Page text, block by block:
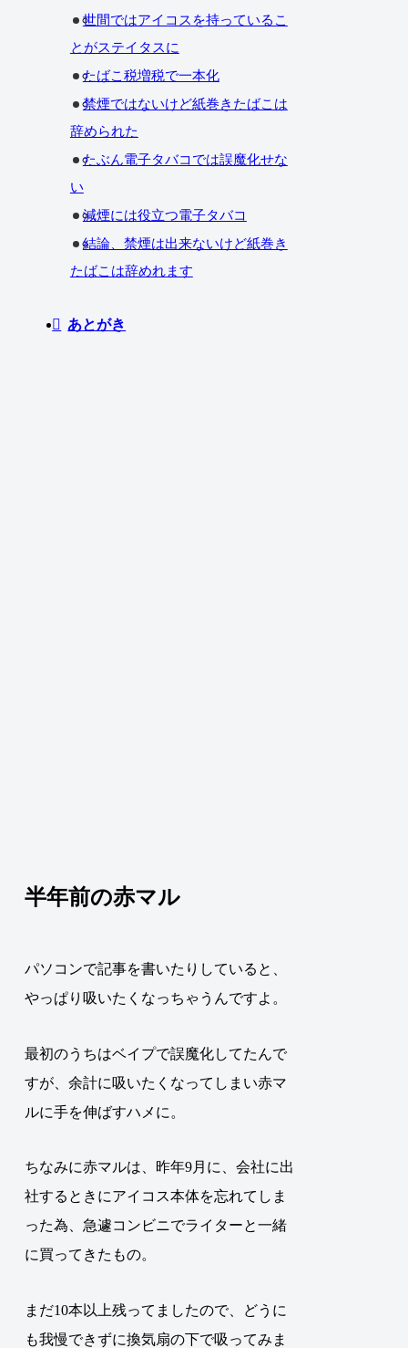
世間ではアイコスを持っているこ
とがステイタスに
たばこ税増税で一本化
禁煙ではないけど紙巻きたばこは
辞められた
たぶん電子タバコでは誤魔化せな
い
減煙には役立つ電子タバコ
結論、禁煙は出来ないけど紙巻き
たばこは辞めれます
あとがき
半年前の赤マル
パソコンで記事を書いたりしていると、
やっぱり吸いたくなっちゃうんですよ。
最初のうちはベイプで誤魔化してたんで
すが、余計に吸いたくなってしまい赤マ
ルに手を伸ばすハメに。
ちなみに赤マルは、昨年9月に、会社に出
社するときにアイコス本体を忘れてしま
った為、急遽コンビニでライターと一緒
に買ってきたもの。
まだ10本以上残ってましたので、どうに
も我慢できずに換気扇の下で吸ってみま